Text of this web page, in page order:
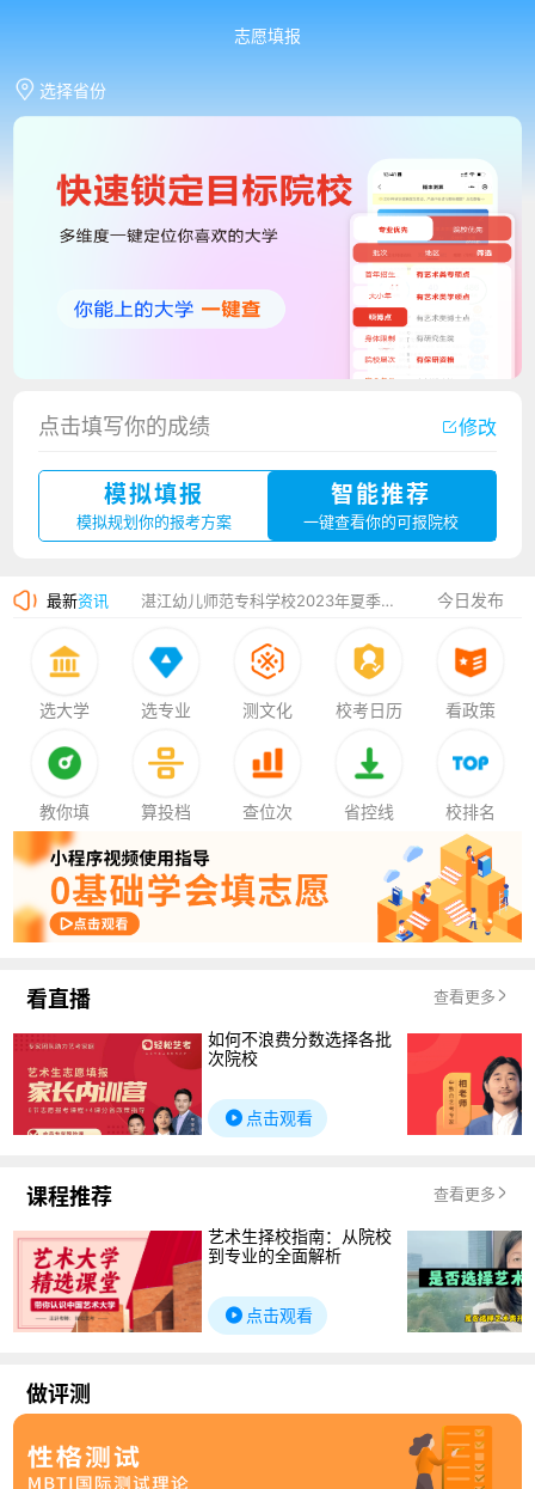
志愿填报
选择省份
点击填写你的成绩 修改
模拟填报
模拟规划你的报考方案
智能推荐
一键查看你的可报院校
最新资讯
厦门大学嘉庚学院2023年艺术类招生简章
湛江幼儿师范专科学校2023年夏季高考招生简章
香港中文大学（深圳）2023年夏季高考招生简章
今日发布
选大学 选专业 测文化 校考日历 看政策
教你填 算投档 查位次 省控线 校排名
看直播 查看更多
如何不浪费分数选择各批
次院校
点击观看
课程推荐 查看更多
艺术生择校指南：从院校
到专业的全面解析
点击观看
做评测